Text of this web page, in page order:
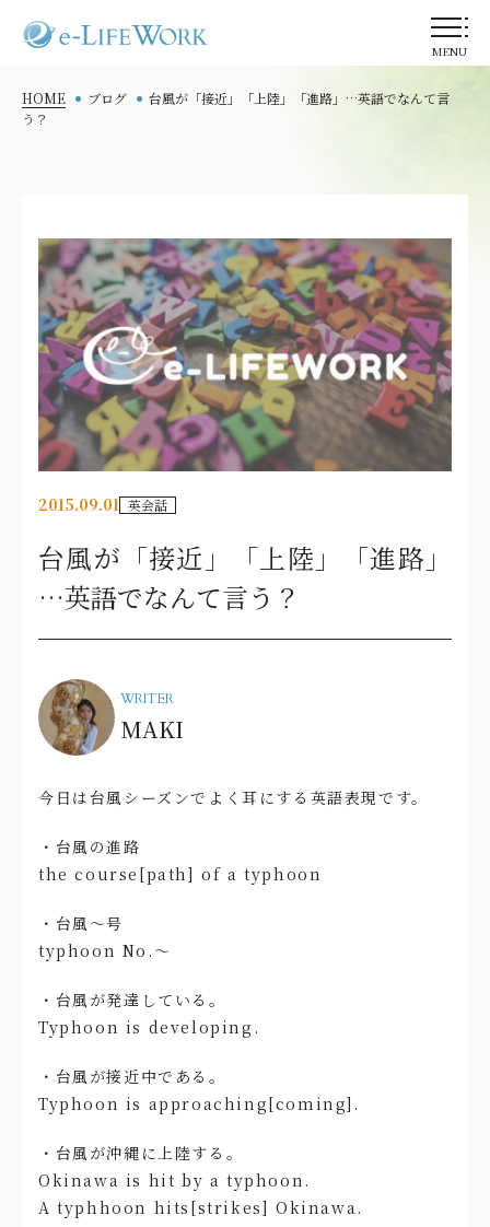
MENU
HOME ブログ
台風が「接近」「上陸」「進路」…英語でなんて言
う？
2015.09.01 英会話
台風が「接近」「上陸」「進路」
…英語でなんて言う？
WRITER
MAKI
今日は台風シーズンでよく耳にする英語表現です。
・台風の進路
the course[path] of a typhoon
・台風～号
typhoon No.～
・台風が発達している。
Typhoon is developing.
・台風が接近中である。
Typhoon is approaching[coming].
・台風が沖縄に上陸する。
Okinawa is hit by a typhoon.
A typhhoon hits[strikes] Okinawa.